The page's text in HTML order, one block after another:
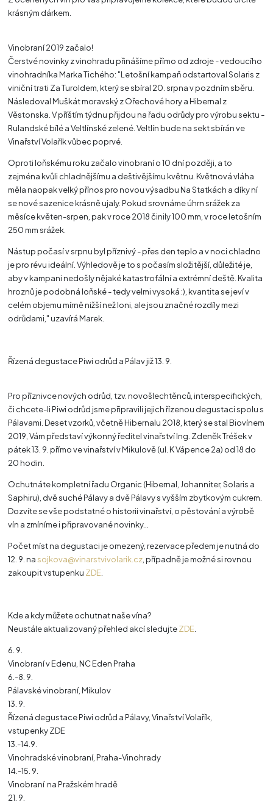
krásným dárkem.
Vinobraní 2019 začalo!
Čerstvé novinky z vinohradu přinášíme přímo od zdroje - vedoucího
vinohradníka Marka Tichého: "Letošní kampaň odstartoval Solaris z
viniční trati Za Turoldem, který se sbíral 20. srpna v pozdním sběru.
Následoval Muškát moravský z Ořechové hory a Hibernal z
Věstonska. V příštím týdnu přijdou na řadu odrůdy pro výrobu sektu -
Rulandské bílé a Veltlínské zelené. Veltlín bude na sekt sbírán ve
Vinařství Volařík vůbec poprvé.
Oproti loňskému roku začalo vinobraní o 10 dní později, a to
zejména kvůli chladnějšímu a deštivějšímu květnu. Květnová vláha
měla naopak velký přínos pro novou výsadbu Na Statkách a díky ní
se nové sazenice krásně ujaly. Pokud srovnáme úhrn srážek za
měsíce květen-srpen, pak v roce 2018 činily 100 mm, v roce letošním
250 mm srážek.
Nástup počasí v srpnu byl příznivý - přes den teplo a v noci chladno
je pro révu ideální. Výhledově je to s počasím složitější, důležité je,
aby v kampani nedošly nějaké katastrofální a extrémní deště. Kvalita
hroznů je podobná loňské - tedy velmi vysoká :), kvantita se jeví v
celém objemu mírně nižší než loni, ale jsou značné rozdíly mezi
odrůdami," uzavírá Marek.
Řízená degustace Piwi odrůd a Pálav již 13. 9.
Pro příznivce nových odrůd, tzv. novošlechtěnců, interspecifických,
či chcete-li Piwi odrůd jsme připravili jejich řízenou degustaci spolu s
Pálavami. Deset vzorků, včetně Hibernalu 2018, který se stal Biovínem
2019, Vám představí výkonný ředitel vinařství Ing. Zdeněk Tréšek v
pátek 13. 9. přímo ve vinařství v Mikulově (ul. K Vápence 2a) od 18 do
20 hodin.
Ochutnáte kompletní řadu Organic (Hibernal, Johanniter, Solaris a
Saphiru), dvě suché Pálavy a dvě Pálavy s vyšším zbytkovým cukrem.
Dozvíte se vše podstatné o historii vinařství, o pěstování a výrobě
vín a zmíníme i připravované novinky...
Počet míst na degustaci je omezený, rezervace předem je nutná do
12. 9. nasojkova@vinarstvivolarik.cz , případně je možné si rovnou
zakoupit vstupenku ZDE
Kde a kdy můžete ochutnat naše vína?
Neustále aktualizovaný přehled akcí sledujteZDE
6. 9.
Vinobraní v Edenu, NC Eden Praha
6.-8. 9.
Pálavské vinobraní, Mikulov
13. 9.
Řízená degustace Piwi odrůd a Pálavy, Vinařství Volařík,
vstupenky ZDE
13.-14.9.
Vinohradské vinobraní, Praha-Vinohrady
14.-15. 9.
Vinobraní na Pražském hradě
21. 9.